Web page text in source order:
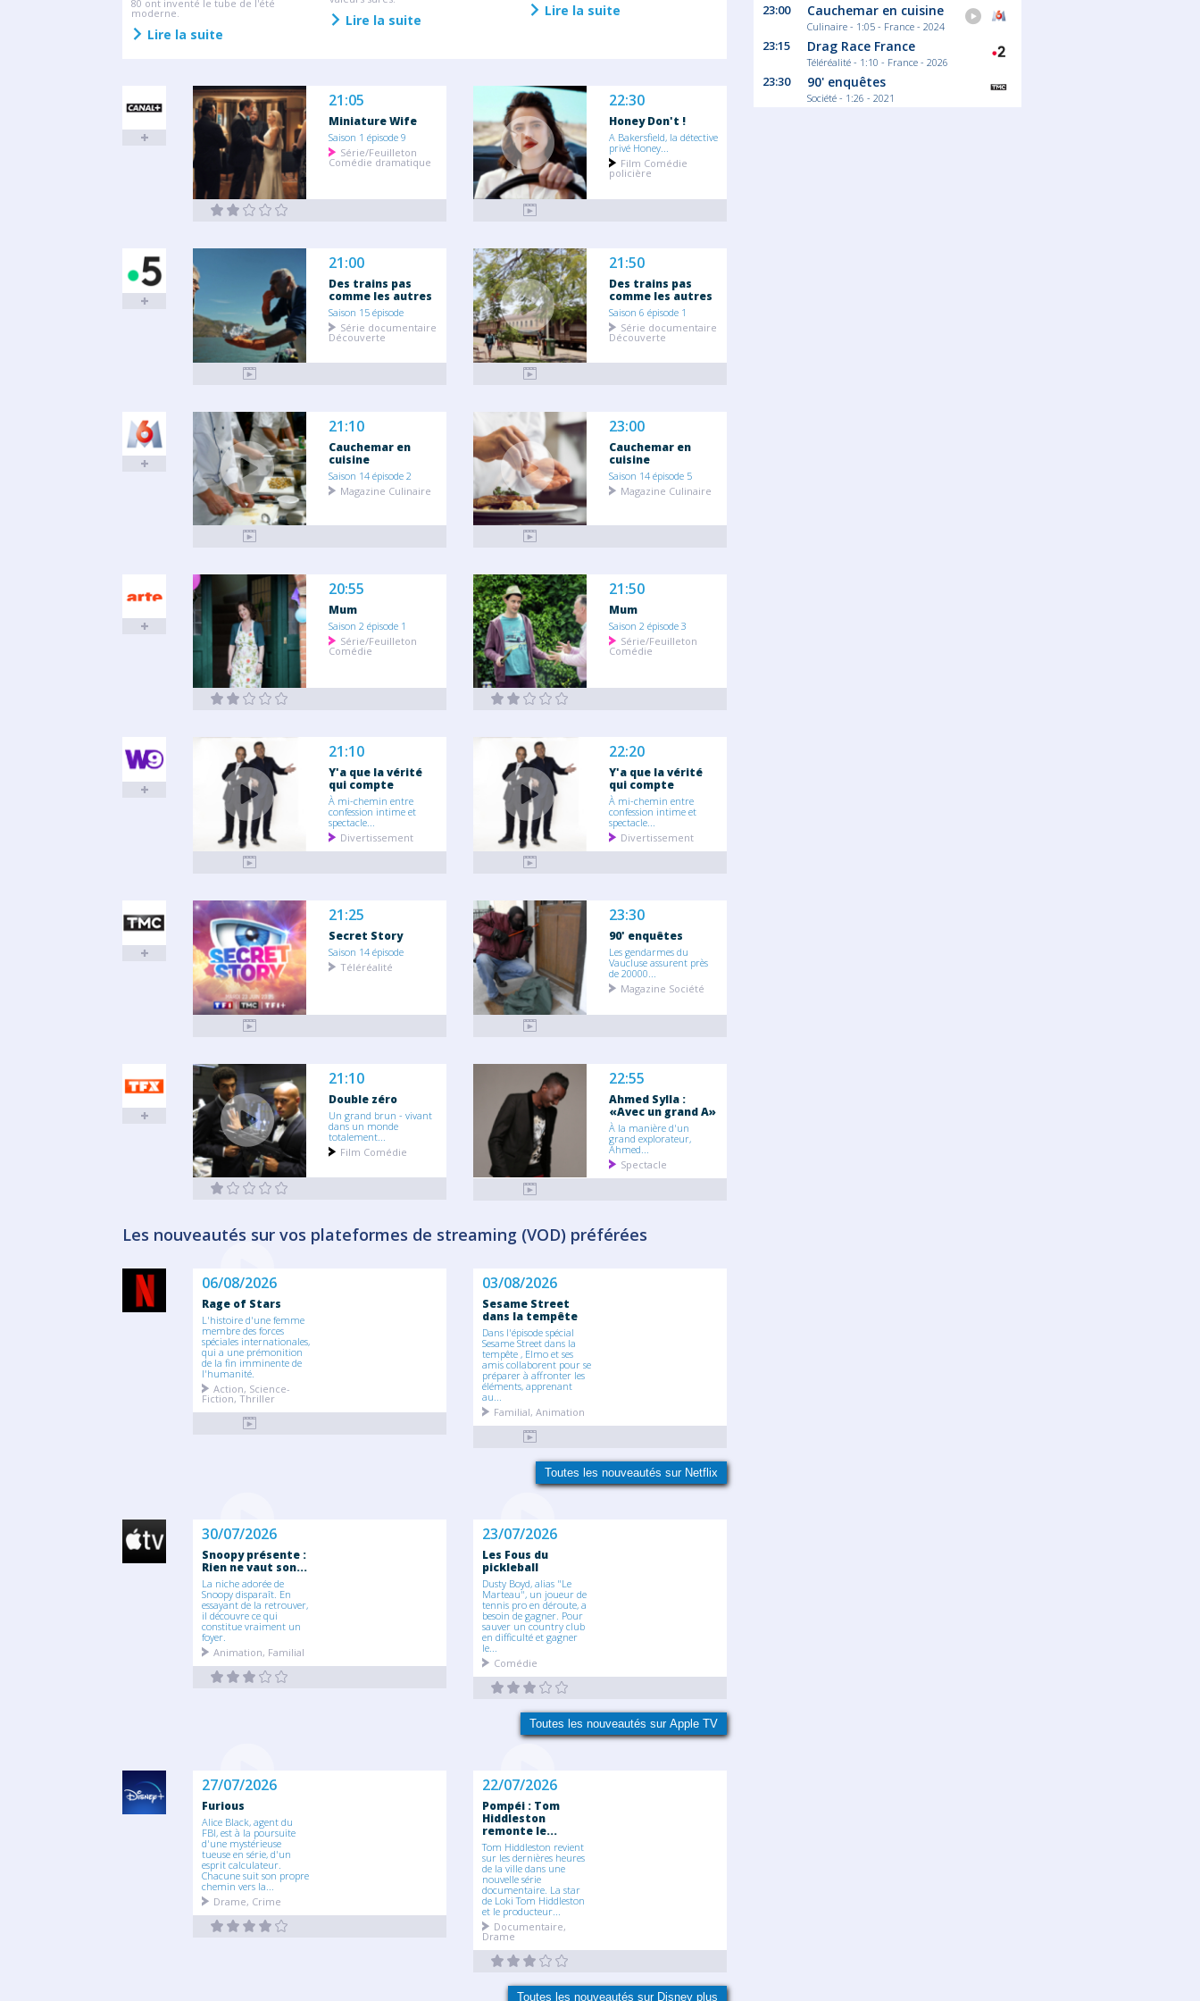
80 ont inventé le tube de l'été
moderne.
Lire la suite
Lire la suite
Lire la suite
21:05
Miniature Wife
Saison 1 épisode 9
Série/Feuilleton
Comédie dramatique
22:30
Honey Don't !
A Bakersfield, la détective
privé Honey...
Film Comédie
policière
21:00
Des trains pas
comme les autres
Saison 15 épisode
Série documentaire
Découverte
21:50
Des trains pas
comme les autres
Saison 6 épisode 1
Série documentaire
Découverte
21:10
Cauchemar en
cuisine
Saison 14 épisode 2
Magazine Culinaire
23:00
Cauchemar en
cuisine
Saison 14 épisode 5
Magazine Culinaire
20:55
Mum
Saison 2 épisode 1
Série/Feuilleton
Comédie
21:50
Mum
Saison 2 épisode 3
Série/Feuilleton
Comédie
21:10
Y'a que la vérité
qui compte
À mi-chemin entre
confession intime et
spectacle...
Divertissement
22:20
Y'a que la vérité
qui compte
À mi-chemin entre
confession intime et
spectacle...
Divertissement
21:25
Secret Story
Saison 14 épisode
Téléréalité
23:30
90' enquêtes
Les gendarmes du
Vaucluse assurent près
de 20000...
Magazine Société
21:10
Double zéro
Un grand brun - vivant
dans un monde
totalement...
Film Comédie
22:55
Ahmed Sylla :
«Avec un grand A»
À la manière d'un
grand explorateur,
Ahmed...
Spectacle
Les nouveautés sur vos plateformes de streaming (VOD) préférées
06/08/2026
Rage of Stars
L'histoire d'une femme
membre des forces
spéciales internationales,
qui a une prémonition
de la fin imminente de
l'humanité.
Action, Science-
Fiction, Thriller
03/08/2026
Sesame Street
dans la tempête
Dans l'épisode spécial
Sesame Street dans la
tempête , Elmo et ses
amis collaborent pour se
préparer à affronter les
éléments, apprenant
au...
Familial, Animation
Toutes les nouveautés sur Netflix
30/07/2026
Snoopy présente :
Rien ne vaut son...
La niche adorée de
Snoopy disparaît. En
essayant de la retrouver,
il découvre ce qui
constitue vraiment un
foyer.
Animation, Familial
23/07/2026
Les Fous du
pickleball
Dusty Boyd, alias "Le
Marteau", un joueur de
tennis pro en déroute, a
besoin de gagner. Pour
sauver un country club
en difficulté et gagner
le...
Comédie
Toutes les nouveautés sur Apple TV
27/07/2026
Furious
Alice Black, agent du
FBI, est à la poursuite
d'une mystérieuse
tueuse en série, d'un
esprit calculateur.
Chacune suit son propre
chemin vers la...
Drame, Crime
22/07/2026
Pompéi : Tom
Hiddleston
remonte le...
Tom Hiddleston revient
sur les dernières heures
de la ville dans une
nouvelle série
documentaire. La star
de Loki Tom Hiddleston
et le producteur...
Documentaire,
Drame
Toutes les nouveautés sur Disney plus
23:00 Cauchemar en cuisine
Culinaire - 1:05 - France - 2024
23:15 Drag Race France
Téléréalité - 1:10 - France - 2026
23:30 90' enquêtes
Société - 1:26 - 2021